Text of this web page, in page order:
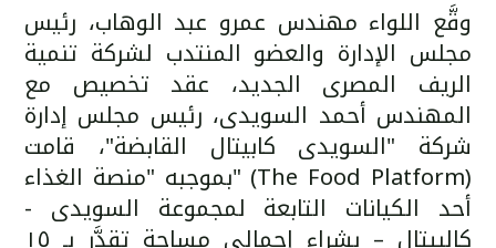
وقَّع اللواء مهندس عمرو عبد الوهاب، رئيس
مجلس الإدارة والعضو المنتدب لشركة تنمية
الريف المصرى الجديد، عقد تخصيص مع
المهندس أحمد السويدى، رئيس مجلس إدارة
شركة "السويدى كابيتال القابضة"، قامت
بموجبه "منصة الغذاء" (The Food Platform)
- أحد الكيانات التابعة لمجموعة السويدى
كالبيتال – بشراء إجمالى مساحة تقدَّر بـ ١٥